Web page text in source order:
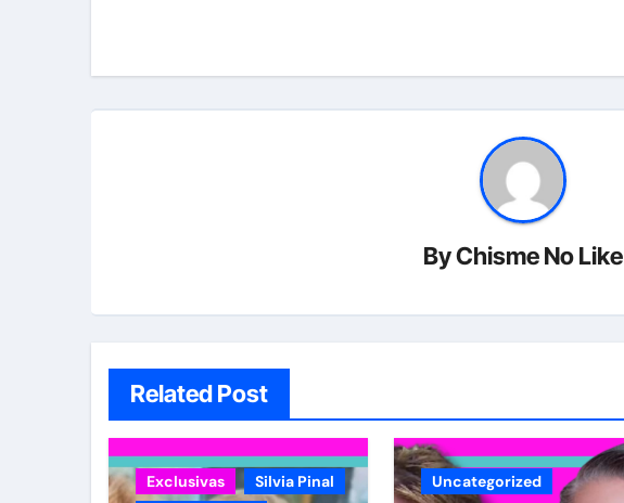
ByChisme No Like
Related Post
Exclusivas Silvia Pinal Uncategorized